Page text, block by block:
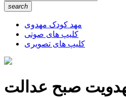
search
مهد کودک مهدوی
کلیپ های صوتی
کلیپ های تصویری
صبح عدالت